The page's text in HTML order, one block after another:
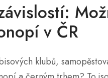
v ČR
klubů,